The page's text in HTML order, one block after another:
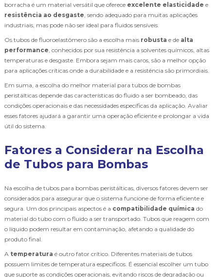
borracha é um material versátil que oferece excelente elasticidade e
resistência ao desgaste, sendo adequado para muitas aplicações
industriais, mas pode não ser ideal para fluidos sensíveis.
Os tubos de fluoroelastômero são a escolha mais robusta e de alta
performance, conhecidos por sua resistência a solventes químicos, altas
temperaturas e desgaste. Embora sejam mais caros, são a melhor opção
para aplicações críticas onde a durabilidade e a resistência são primordiais.
Em suma, a escolha do melhor material para tubos de bombas
peristálticas depende das características do fluido a ser bombeado, das
condições operacionais e das necessidades específicas da aplicação. Avaliar
esses fatores ajudará a garantir uma operação eficiente e prolongar a vida
útil do sistema.
Fatores a Considerar na Escolha
de Tubos para Bombas
Na escolha de tubos para bombas peristálticas, diversos fatores devem ser
considerados para assegurar que o sistema funcione de forma eficiente e
segura. Um dos principais aspectos é a compatibilidade química do
material do tubo com o fluido a ser transportado. Tubos que reagem com
o líquido podem resultar em contaminação, afetando a qualidade do
produto final.
A temperatura é outro fator crítico. Diferentes materiais de tubos
possuem limites de temperatura específicos. É essencial escolher um tubo
que suporte as condições operacionais, evitando riscos de degradação ou